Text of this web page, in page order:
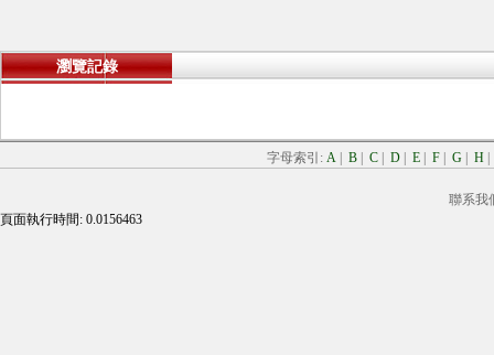
瀏覽記錄
字母索引: A B C D E F G H
聯系我
頁面執行時間: 0.0156463